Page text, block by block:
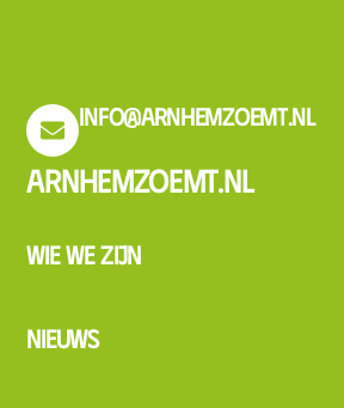
info@arnhemzoemt.nl
Arnhemzoemt.nl
Wie we zijn
Nieuws